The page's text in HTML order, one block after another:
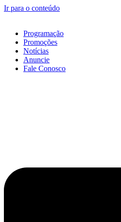
Ir para o conteúdo
Programação
Promoções
Notícias
Anuncie
Fale Conosco